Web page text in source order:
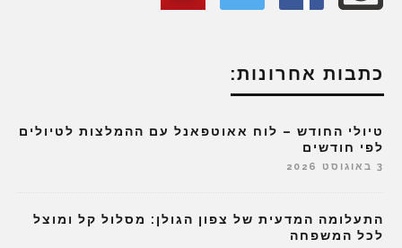
כתבות אחרונות:
טיולי החודש – לוח אאוטפאנל עם ההמלצות לטיולים
לפי חודשים
3 באוגוסט 2026
התעלומה המדעית של צפון הגולן: מסלול קל ומוצל
לכל המשפחה